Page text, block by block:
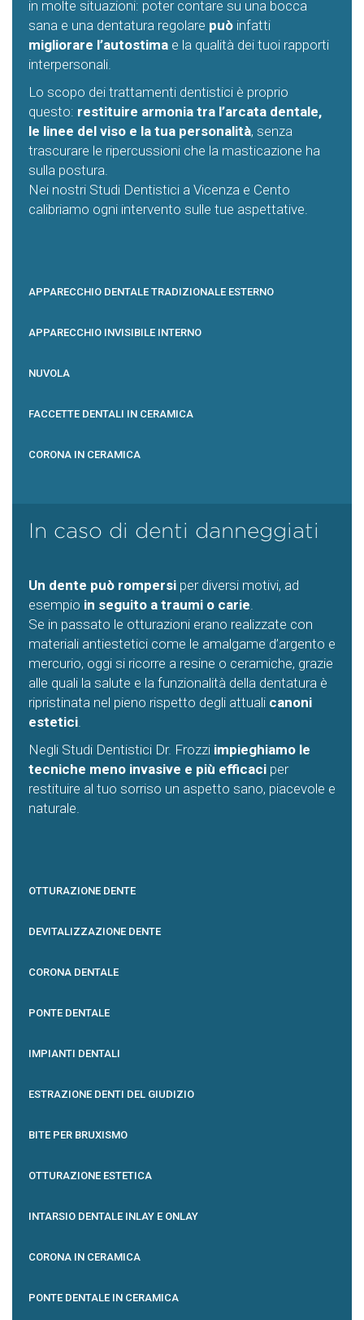
in molte situazioni: poter contare su una bocca
sana e una dentatura regolare può infatti
migliorare l’autostima e la qualità dei tuoi rapporti
interpersonali.
Lo scopo dei trattamenti dentistici è proprio
questo: restituire armonia tra l’arcata dentale,
le linee del viso e la tua personalità, senza
trascurare le ripercussioni che la masticazione ha
sulla postura.
Nei nostri Studi Dentistici a Vicenza e Cento
calibriamo ogni intervento sulle tue aspettative.
APPARECCHIO DENTALE TRADIZIONALE ESTERNO
APPARECCHIO INVISIBILE INTERNO
NUVOLA
FACCETTE DENTALI IN CERAMICA
CORONA IN CERAMICA
In caso di denti danneggiati
Un dente può rompersi per diversi motivi, ad
esempio in seguito a traumi o carie.
Se in passato le otturazioni erano realizzate con
materiali antiestetici come le amalgame d’argento e
mercurio, oggi si ricorre a resine o ceramiche, grazie
alle quali la salute e la funzionalità della dentatura è
ripristinata nel pieno rispetto degli attuali canoni
estetici.
Negli Studi Dentistici Dr. Frozzi impieghiamo le
tecniche meno invasive e più efficaci per
restituire al tuo sorriso un aspetto sano, piacevole e
naturale.
OTTURAZIONE DENTE
DEVITALIZZAZIONE DENTE
CORONA DENTALE
PONTE DENTALE
IMPIANTI DENTALI
ESTRAZIONE DENTI DEL GIUDIZIO
BITE PER BRUXISMO
OTTURAZIONE ESTETICA
INTARSIO DENTALE INLAY E ONLAY
CORONA IN CERAMICA
PONTE DENTALE IN CERAMICA